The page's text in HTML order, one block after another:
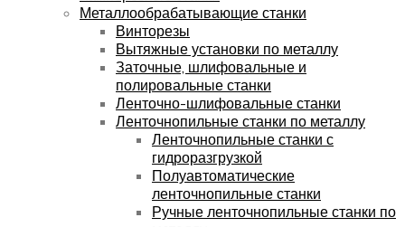
Металлообрабатывающие станки
Винторезы
Вытяжные установки по металлу
Заточные, шлифовальные и
полировальные станки
Ленточно-шлифовальные станки
Ленточнопильные станки по металлу
Ленточнопильные станки с
гидроразгрузкой
Полуавтоматические
ленточнопильные станки
Ручные ленточнопильные станки по